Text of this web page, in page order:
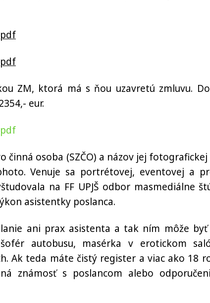
ZM, ktorá má s ňou uzavretú zmluvu.
eur.
činná osoba (SZČO) a názov jej
Venuje sa portrétovej, eventovej a
na FF UPJŠ odbor masmediálne
asistentky poslanca.
ani prax asistenta a tak ním môže byť
autobusu, masérka v erotickom
Ak teda máte čistý register a viac ako 18
známosť s poslancom alebo